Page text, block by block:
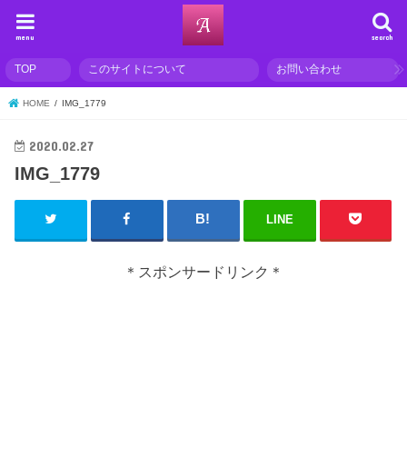
search
menu
TOP このサイトについて お問い合わせ
HOME IMG_1779
2020.02.27
IMG_1779
LINE
＊スポンサードリンク＊